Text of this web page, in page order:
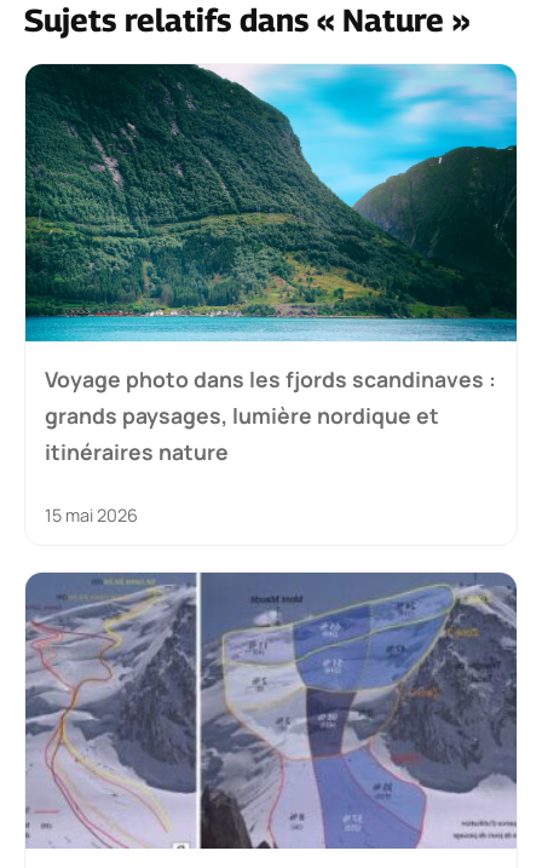
Sujets relatifs dans « Nature »
Voyage photo dans les fjords scandinaves :
grands paysages, lumière nordique et
itinéraires nature
15 mai 2026